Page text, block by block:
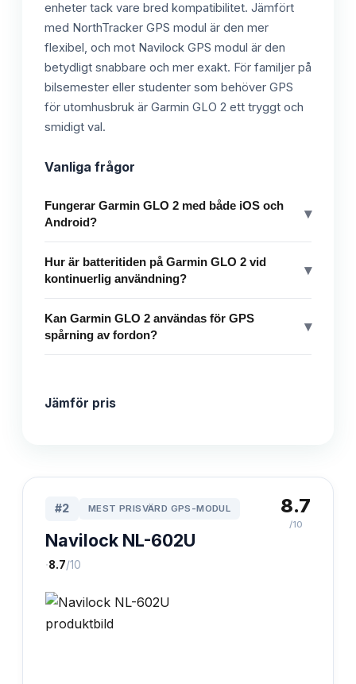
enheter tack vare bred kompatibilitet. Jämfört
med NorthTracker GPS modul är den mer
flexibel, och mot Navilock GPS modul är den
betydligt snabbare och mer exakt. För familjer på
bilsemester eller studenter som behöver GPS
för utomhusbruk är Garmin GLO 2 ett tryggt och
smidigt val.
Vanliga frågor
Fungerar Garmin GLO 2 med både iOS och
Android?
▾
Hur är batteritiden på Garmin GLO 2 vid
kontinuerlig användning?
▾
Kan Garmin GLO 2 användas för GPS
spårning av fordon?
▾
Jämför pris
#2 MEST PRISVÄRD GPS-MODUL
Navilock NL-602U
·8.7/10
8.7
/10